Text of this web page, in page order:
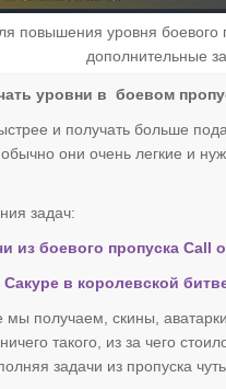
повышения уровня боевого
дополнительные
уровни в боевом
и получать больше
они очень легкие и
задач:
из боевого пропуска Call
в королевской
мы получаем, скины,
такого, из за чего
задачи из пропуска